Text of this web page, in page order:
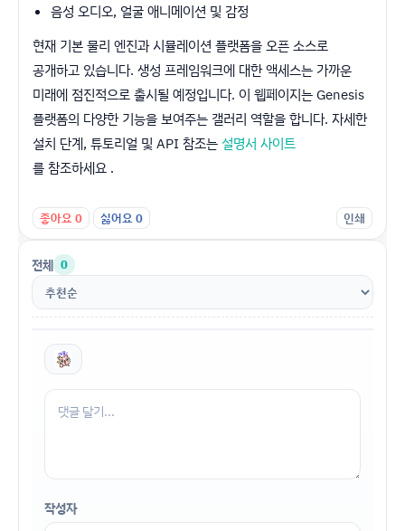
음성 오디오, 얼굴 애니메이션 및 감정
현재 기본 물리 엔진과 시뮬레이션 플랫폼을 오픈 소스로
공개하고 있습니다. 생성 프레임워크에 대한 액세스는 가까운
미래에 점진적으로 출시될 예정입니다. 이 웹페이지는 Genesis
플랫폼의 다양한 기능을 보여주는 갤러리 역할을 합니다. 자세한
설치 단계, 튜토리얼 및 API 참조는 설명서 사이트
를 참조하세요 .
좋아요0 싫어요0 인쇄
전체 0
작성자